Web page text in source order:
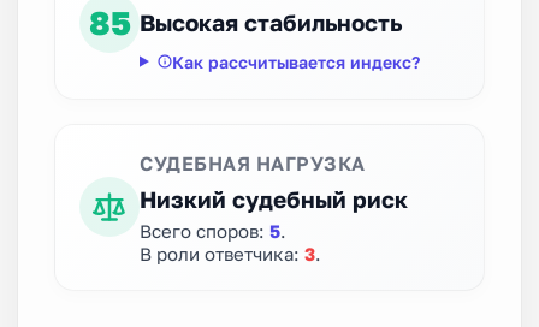
85 Высокая стабильность
Как рассчитывается индекс?
СУДЕБНАЯ НАГРУЗКА
Низкий судебный риск
Всего споров: 5
В роли ответчика: 3